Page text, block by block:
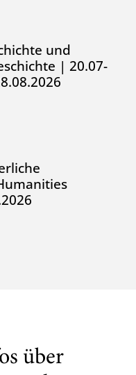
und
| 20.07-
und Neuere und
und Digital
über